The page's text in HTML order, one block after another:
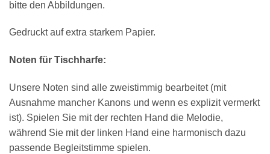
bitte den Abbildungen.
Gedruckt auf extra starkem Papier.
Noten für Tischharfe:
Unsere Noten sind alle zweistimmig bearbeitet (mit
Ausnahme mancher Kanons und wenn es explizit vermerkt
ist). Spielen Sie mit der rechten Hand die Melodie,
während Sie mit der linken Hand eine harmonisch dazu
passende Begleitstimme spielen.